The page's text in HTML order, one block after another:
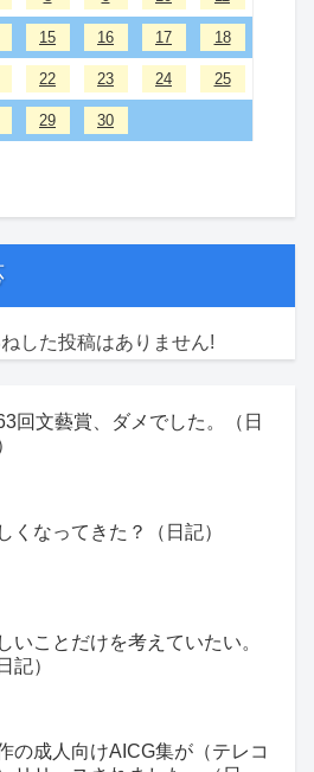
15 16 17 18
22 23 24 25
29 30
した投稿はありません!
回文藝賞、ダメでした。（日
くなってきた？（日記）
いことだけを考えていたい。
記）
の成人向けAICG集が（テレコ